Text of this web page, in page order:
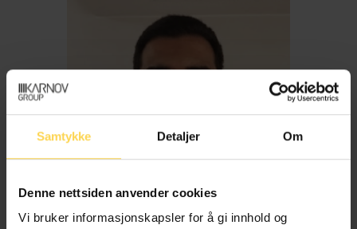
Samtykke Detaljer Om
Denne nettsiden anvender cookies
Vi bruker informasjonskapsler for å gi innhold og